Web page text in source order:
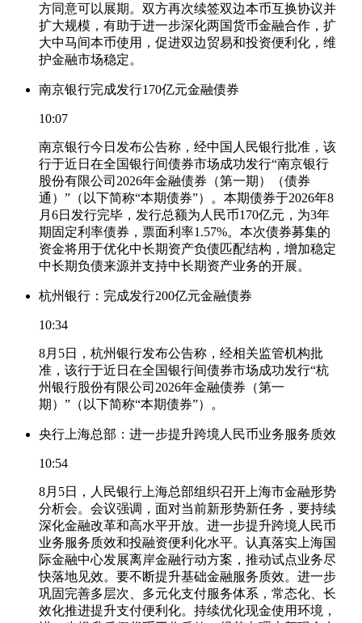
方同意可以展期。双方再次续签双边本币互换协议并
扩大规模，有助于进一步深化两国货币金融合作，扩
大中马间本币使用，促进双边贸易和投资便利化，维
护金融市场稳定。
南京银行完成发行170亿元金融债券
10:07
南京银行今日发布公告称，经中国人民银行批准，该
行于近日在全国银行间债券市场成功发行“南京银行
股份有限公司2026年金融债券（第一期）（债券
通）”（以下简称“本期债券”）。本期债券于2026年8
月6日发行完毕，发行总额为人民币170亿元，为3年
期固定利率债券，票面利率1.57%。本次债券募集的
资金将用于优化中长期资产负债匹配结构，增加稳定
中长期负债来源并支持中长期资产业务的开展。
杭州银行：完成发行200亿元金融债券
10:34
8月5日，杭州银行发布公告称，经相关监管机构批
准，该行于近日在全国银行间债券市场成功发行“杭
州银行股份有限公司2026年金融债券（第一
期）”（以下简称“本期债券”）。
央行上海总部：进一步提升跨境人民币业务服务质效
10:54
8月5日，人民银行上海总部组织召开上海市金融形势
分析会。会议强调，面对当前新形势新任务，要持续
深化金融改革和高水平开放。进一步提升跨境人民币
业务服务质效和投融资便利化水平。认真落实上海国
际金融中心发展离岸金融行动方案，推动试点业务尽
快落地见效。要不断提升基础金融服务质效。进一步
巩固完善多层次、多元化支付服务体系，常态化、长
效化推进提升支付便利化。持续优化现金使用环境，